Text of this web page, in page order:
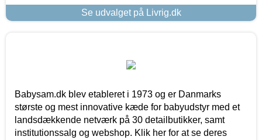
Se udvalget på Livrig.dk
Babysam.dk blev etableret i 1973 og er Danmarks
største og mest innovative kæde for babyudstyr med et
landsdækkende netværk på 30 detailbutikker, samt
institutionssalg og webshop. Klik her for at se deres